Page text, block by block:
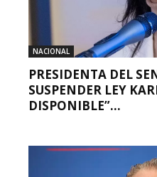
NACIONAL
PRESIDENTA DEL
SUSPENDER LEY
DISPONIBLE”...